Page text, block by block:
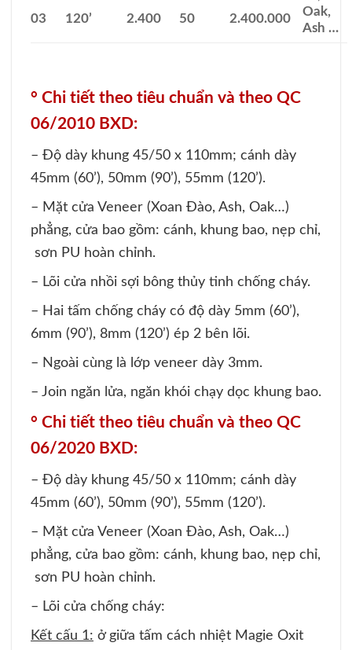
Oak,
Ash …
03 120’ 2.400 50 2.400.000
° Chi tiết theo tiêu chuẩn và theo QC
06/2010 BXD:
– Độ dày khung 45/50 x 110mm; cánh dày
45mm (60’), 50mm (90’), 55mm (120’).
– Mặt cửa Veneer (Xoan Đào, Ash, Oak…)
phẳng, cửa bao gồm: cánh, khung bao, nẹp chỉ,
sơn PU hoàn chỉnh.
– Lõi cửa nhồi sợi bông thủy tinh chống cháy.
– Hai tấm chống cháy có độ dày 5mm (60’),
6mm (90’), 8mm (120’) ép 2 bên lõi.
– Ngoài cùng là lớp veneer dày 3mm.
– Join ngăn lửa, ngăn khói chạy dọc khung bao.
° Chi tiết theo tiêu chuẩn và theo QC
06/2020 BXD:
– Độ dày khung 45/50 x 110mm; cánh dày
45mm (60’), 50mm (90’), 55mm (120’).
– Mặt cửa Veneer (Xoan Đào, Ash, Oak…)
phẳng, cửa bao gồm: cánh, khung bao, nẹp chỉ,
sơn PU hoàn chỉnh.
– Lõi cửa chống cháy:
Kết cấu 1: ở giữa tấm cách nhiệt Magie Oxit